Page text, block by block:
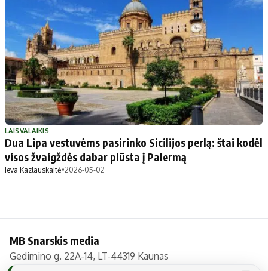
Autoriai
Kontaktai
Privatumo politika
Redakcijos politika
Receptai
LAISVALAIKIS
Dua Lipa vestuvėms pasirinko Sicilijos perlą: štai kodėl
visos žvaigždės dabar plūsta į Palermą
Ieva Kazlauskaitė•2026-05-02
MB Snarskis media
Gedimino g. 22A-14, LT-44319 Kaunas